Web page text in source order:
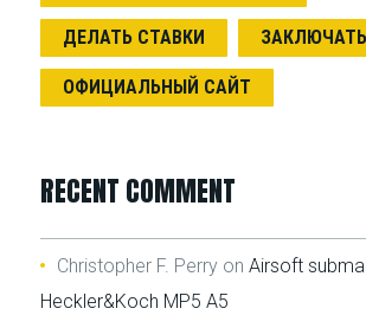
ДЕЛАТЬ СТАВКИ
ОФИЦИАЛЬНЫЙ САЙТ
RECENT COMMENT
Christopher F. Perry on Airsoft
Heckler&Koch MP5 A5